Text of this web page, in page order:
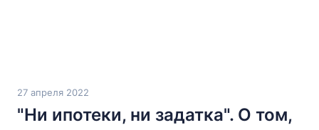
27 апреля 2022
"Ни ипотеки, ни задатка". О том,